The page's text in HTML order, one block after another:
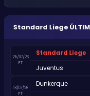
Standard Liege
25/07/26
FT
Standard Liege
Juventus
18/07/26
FT
Dunkerque